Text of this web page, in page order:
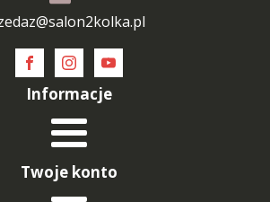
Informacje
Twoje konto